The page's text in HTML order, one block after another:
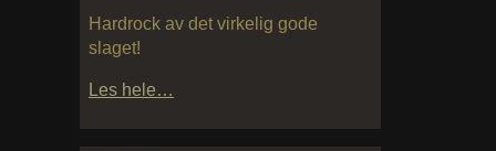
Hardrock av det virkelig gode
slaget!
Les hele…